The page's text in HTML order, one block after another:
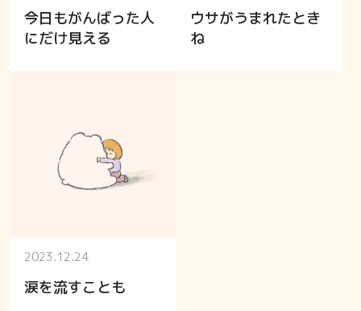
今日もがんばった人
にだけ見える
ウサがうまれたとき
ね
2023.12.24
涙を流すことも